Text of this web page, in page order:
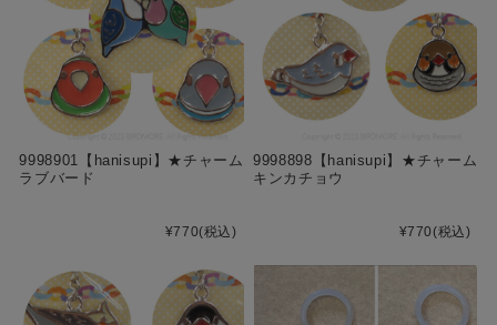
9998901【hanisupi】★チャーム
ラブバード
¥770(税込)
9998898【hanisupi】★チャーム
キンカチョウ
¥770(税込)